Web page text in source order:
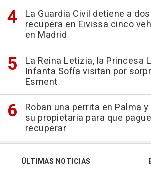
La Guardia Civil detiene a
recupera en Eivissa cinco
en Madrid
La Reina Letizia, la Princesa
Infanta Sofía visitan por
Esment
Roban una perrita en Palma
su propietaria para que
recuperar
ÚLTIMAS NOTICIAS